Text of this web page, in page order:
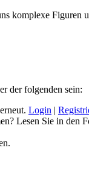
komplexe Figuren
der folgenden sein:
Login |
Lesen Sie in den